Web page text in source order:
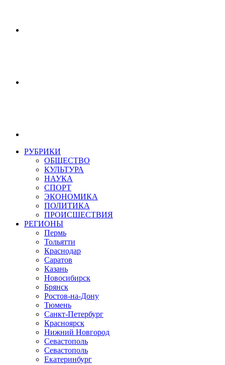
РУБРИКИ
ОБЩЕСТВО
КУЛЬТУРА
НАУКА
СПОРТ
ЭКОНОМИКА
ПОЛИТИКА
ПРОИСШЕСТВИЯ
РЕГИОНЫ
Пермь
Тольятти
Краснодар
Саратов
Казань
Новосибирск
Брянск
Ростов-на-Дону
Тюмень
Санкт-Петербург
Красноярск
Нижний Новгород
Севастополь
Севастополь
Екатеринбург